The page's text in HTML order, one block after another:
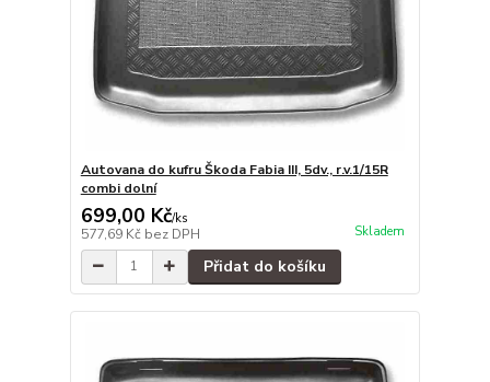
Autovana do kufru Škoda Fabia III, 5dv., r.v.1/15R
combi dolní
699,00 Kč/ks
577,69 Kč bez DPH Skladem
Přidat do košíku